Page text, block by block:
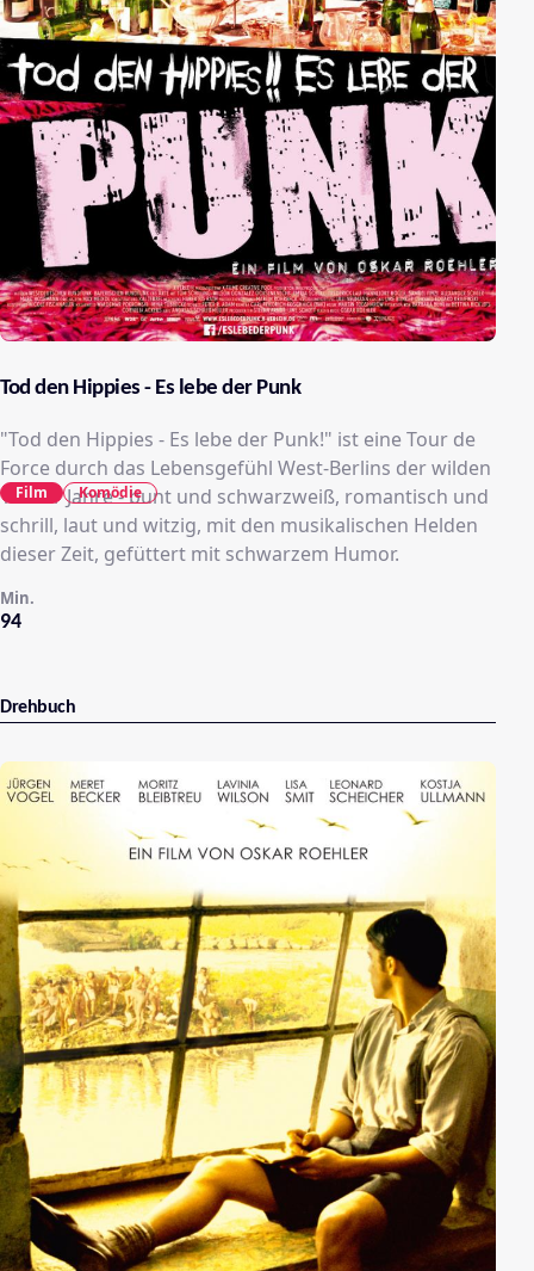
Tod den Hippies - Es lebe der Punk
"Tod den Hippies - Es lebe der Punk!" ist eine Tour de
Force durch das Lebensgefühl West-Berlins der wilden
1980er Jahre - bunt und schwarzweiß, romantisch und
schrill, laut und witzig, mit den musikalischen Helden
dieser Zeit, gefüttert mit schwarzem Humor.
94
Min.
Film Komödie
Drehbuch